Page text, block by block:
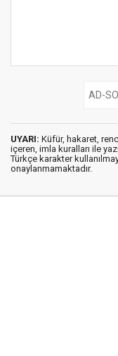
UYARI: Küfür, hakaret,
içeren, imla kuralları ile
Türkçe karakter
onaylanmamaktadır.